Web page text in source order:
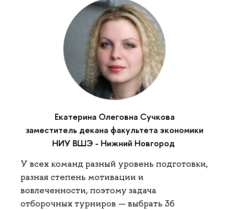
Екатерина Олеговна Сучкова
заместитель декана факультета экономики
НИУ ВШЭ - Нижний Новгород
У всех команд разный уровень подготовки,
разная степень мотивации и
вовлеченности, поэтому задача
отборочных турниров — выбрать 36